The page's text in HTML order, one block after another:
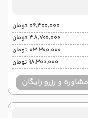
۱۰۶٬۳۰۰٬۰۰۰ تومان
۱۳۸٬۷۰۰٬۰۰۰ تومان
۱۰۳٬۳۰۰٬۰۰۰ تومان
۹۸٬۳۰۰٬۰۰۰ تومان
مشاوره و رزرو رایگان